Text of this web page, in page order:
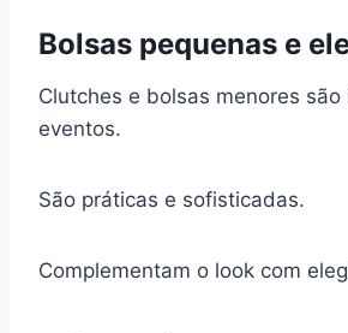
Bolsas pequenas e
Clutches e bolsas menores são
eventos.
São práticas e sofisticadas.
Complementam o look com